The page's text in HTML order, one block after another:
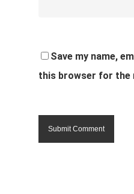
Save my name,
this browser for the